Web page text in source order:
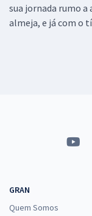
sua jornada rumo a
almeja, e já com o
GRAN
Quem Somos